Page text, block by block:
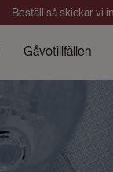
Beställ så skickar vi
Gåvotillfällen